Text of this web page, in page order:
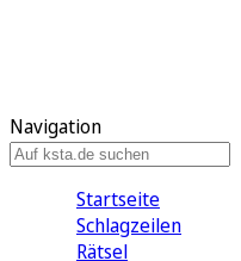
Navigation
Startseite
Schlagzeilen
Rätsel